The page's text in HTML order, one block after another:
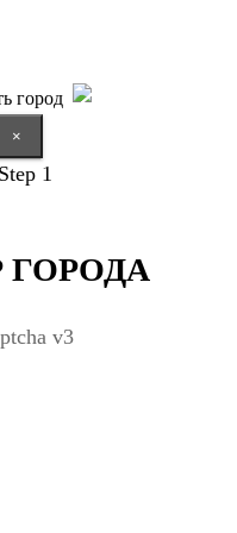
город
×
Step 1
v3